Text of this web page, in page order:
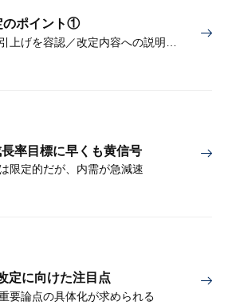
のポイント①
率目標に早くも黄信号
限定的だが、内需が急減速
定に向けた注目点
要論点の具体化が求められる